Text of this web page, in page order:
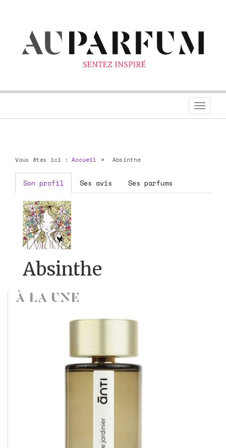
Vous êtes ici : Accueil Absinthe
Son profil Ses avis Ses parfums
Absinthe
À LA UNE